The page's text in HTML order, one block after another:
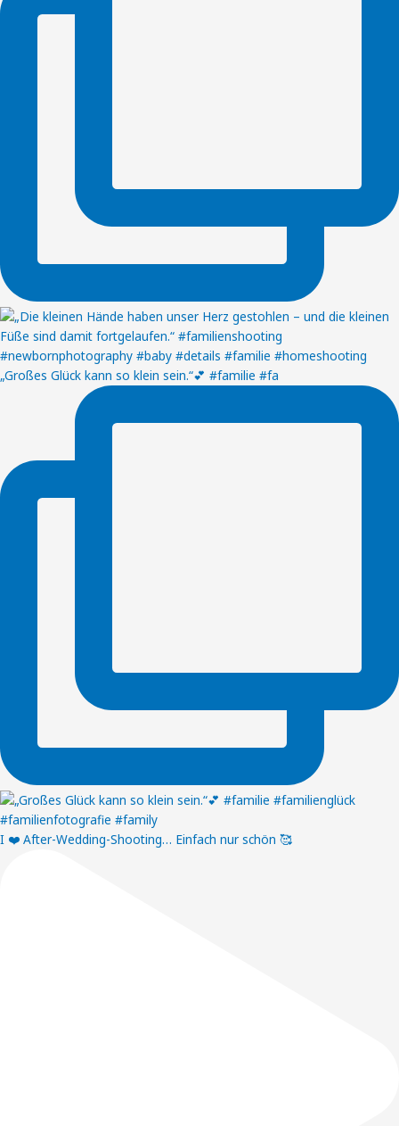
„Großes Glück kann so klein sein.“💕 #familie #fa
I ❤️ After-Wedding-Shooting… Einfach nur schön 🥰